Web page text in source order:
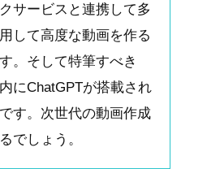
サービスと連携して多
して高度な動画を作る
。そして特筆すべき
にChatGPTが搭載され
す。次世代の動画作成
でしょう。